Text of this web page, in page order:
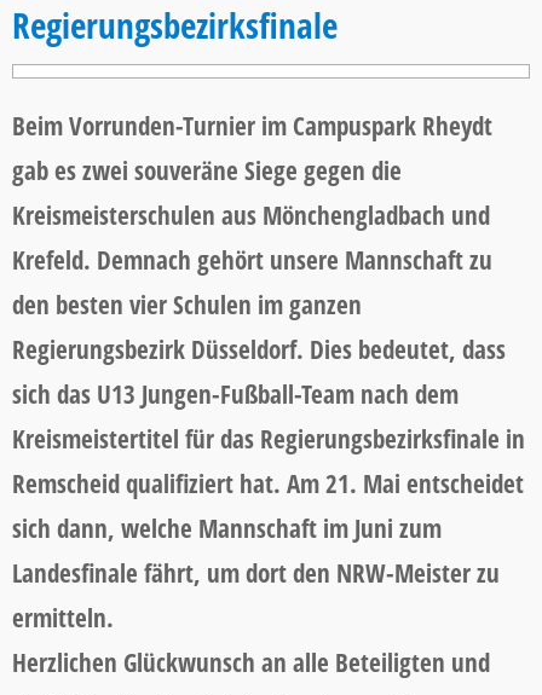
Regierungsbezirksfinale
Beim Vorrunden-Turnier im Campuspark Rheydt
gab es zwei souveräne Siege gegen die
Kreismeisterschulen aus Mönchengladbach und
Krefeld. Demnach gehört unsere Mannschaft zu
den besten vier Schulen im ganzen
Regierungsbezirk Düsseldorf. Dies bedeutet, dass
sich das U13 Jungen-Fußball-Team nach dem
Kreismeistertitel für das Regierungsbezirksfinale in
Remscheid qualifiziert hat. Am 21. Mai entscheidet
sich dann, welche Mannschaft im Juni zum
Landesfinale fährt, um dort den NRW-Meister zu
ermitteln.
Herzlichen Glückwunsch an alle Beteiligten und